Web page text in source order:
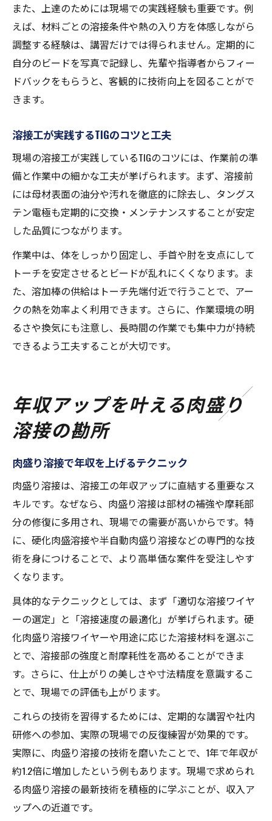
また、上達のためには現場での実践経験も重要です。例
えば、材料ごとの溶接条件や熱の入り方を体感しながら
調整する経験は、講習だけでは得られません。定期的に
自分のビードを写真で記録し、先輩や指導者からフィー
ドバックをもらうと、客観的に技術向上を図ることがで
きます。
溶接工が実践するTIGのコツと工夫
現場の溶接工が実践しているTIGのコツには、作業前の準
備と作業中の細かな工夫が挙げられます。まず、溶接前
には母材表面の油分や汚れを徹底的に除去し、タングス
テン電極も定期的に交換・メンテナンスすることが安定
した品質につながります。
作業中は、体をしっかり固定し、手首や肘を支点にして
トーチを安定させるとビードが乱れにくくなります。ま
た、溶加棒の供給はトーチ先端付近で行うことで、アー
クの熱を効率よく利用できます。さらに、作業環境の明
るさや換気にも注意し、長時間の作業でも集中力が持続
できるよう工夫することが大切です。
年収アップを叶える肉盛り
溶接の勘所
肉盛り溶接で年収を上げるテクニック
肉盛り溶接は、溶接工の年収アップに直結する重要なス
キルです。なぜなら、肉盛り溶接は部材の補強や摩耗部
分の修復に多用され、現場での需要が高いからです。特
に、硬化肉盛溶接や半自動肉盛り溶接などの専門的な技
術を身につけることで、より高単価な案件を受注しやす
くなります。
具体的なテクニックとしては、まず「適切な溶接ワイヤ
ーの選定」と「溶接速度の最適化」が挙げられます。硬
化肉盛り溶接ワイヤーや用途に応じた溶接材料を選ぶこ
とで、溶接部の強度と耐摩耗性を高めることができま
す。さらに、仕上がりの美しさや寸法精度を意識するこ
とで、現場での評価も上がります。
これらの技術を習得するためには、定期的な講習や社内
研修への参加、実際の現場での反復練習が効果的です。
実際に、肉盛り溶接の技術を磨いたことで、1年で年収が
約1.2倍に増加したという例もあります。現場で求められ
る肉盛り溶接の最新技術を積極的に学ぶことが、収入ア
ップへの近道です。